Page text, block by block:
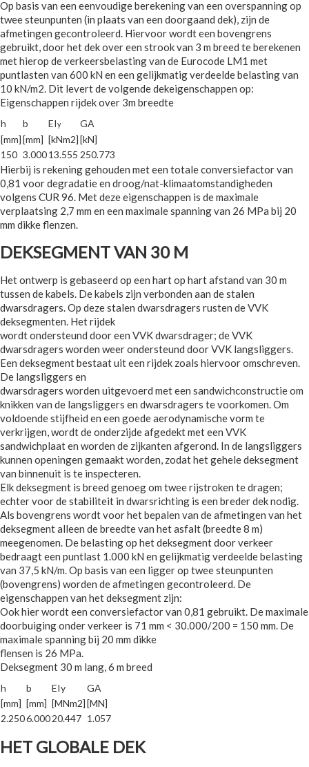
Op basis van een eenvoudige berekening van een overspanning op
twee steunpunten (in plaats van een doorgaand dek), zijn de
afmetingen gecontroleerd. Hiervoor wordt een bovengrens
gebruikt, door het dek over een strook van 3 m breed te berekenen
met hierop de verkeersbelasting van de Eurocode LM1 met
puntlasten van 600 kN en een gelijkmatig verdeelde belasting van
10 kN/m2. Dit levert de volgende dekeigenschappen op:
Eigenschappen rijdek over 3m breedte
h b EIy
GA
[mm][mm] [kNm2][kN]
150 3.00013.555 250.773
Hierbij is rekening gehouden met een totale conversiefactor van
0,81 voor degradatie en droog/nat-klimaatomstandigheden
volgens CUR 96. Met deze eigenschappen is de maximale
verplaatsing 2,7 mm en een maximale spanning van 26 MPa bij 20
mm dikke flenzen.
DEKSEGMENT VAN 30 M
Het ontwerp is gebaseerd op een hart op hart afstand van 30 m
tussen de kabels. De kabels zijn verbonden aan de stalen
dwarsdragers. Op deze stalen dwarsdragers rusten de VVK
deksegmenten. Het rijdek
wordt ondersteund door een VVK dwarsdrager; de VVK
dwarsdragers worden weer ondersteund door VVK langsliggers.
Een deksegment bestaat uit een rijdek zoals hiervoor omschreven.
De langsliggers en
dwarsdragers worden uitgevoerd met een sandwichconstructie om
knikken van de langsliggers en dwarsdragers te voorkomen. Om
voldoende stijfheid en een goede aerodynamische vorm te
verkrijgen, wordt de onderzijde afgedekt met een VVK
sandwichplaat en worden de zijkanten afgerond. In de langsliggers
kunnen openingen gemaakt worden, zodat het gehele deksegment
van binnenuit is te inspecteren.
Elk deksegment is breed genoeg om twee rijstroken te dragen;
echter voor de stabiliteit in dwarsrichting is een breder dek nodig.
Als bovengrens wordt voor het bepalen van de afmetingen van het
deksegment alleen de breedte van het asfalt (breedte 8 m)
meegenomen. De belasting op het deksegment door verkeer
bedraagt een puntlast 1.000 kN en gelijkmatig verdeelde belasting
van 37,5 kN/m. Op basis van een ligger op twee steunpunten
(bovengrens) worden de afmetingen gecontroleerd. De
eigenschappen van het deksegment zijn:
Ook hier wordt een conversiefactor van 0,81 gebruikt. De maximale
doorbuiging onder verkeer is 71 mm < 30.000/200 = 150 mm. De
maximale spanning bij 20 mm dikke
flensen is 26 MPa.
Deksegment 30 m lang, 6 m breed
h b EIy
GA
[mm] [mm] [MNm2][MN]
2.2506.00020.447 1.057
HET GLOBALE DEK